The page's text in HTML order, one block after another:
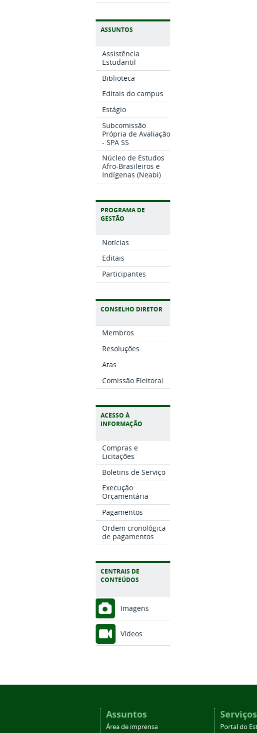
ASSUNTOS
Assistência
Estudantil
Biblioteca
Editais do campus
Estágio
Subcomissão
Própria de Avaliação
- SPA SS
Núcleo de Estudos
Afro-Brasileiros e
Indígenas (Neabi)
PROGRAMA DE
GESTÃO
Notícias
Editais
Participantes
CONSELHO DIRETOR
Membros
Resoluções
Atas
Comissão Eleitoral
ACESSO À
INFORMAÇÃO
Compras e
Licitações
Boletins de Serviço
Execução
Orçamentária
Pagamentos
Ordem cronológica
de pagamentos
CENTRAIS DE
CONTEÚDOS
Imagens
Vídeos
Assuntos
Área de imprensa
Serviços
Portal do